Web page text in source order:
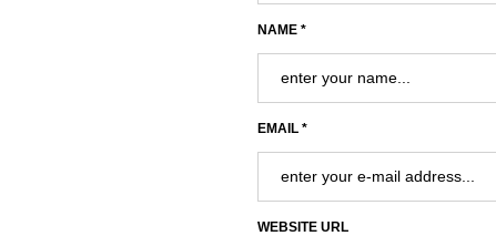
NAME *
EMAIL *
WEBSITE URL